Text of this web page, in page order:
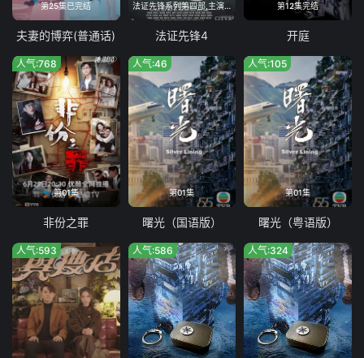
第25集已完结
夫妻的博弈(普通话)
法证先锋系列第四部,主演阵容全面更换
法证先锋4
第12集完结
开庭
第01集
人气:768
非份之罪
第01集
人气:46
曙光（国语版）
第01集
人气:105
曙光（粤语版）
人气:593 人气:586 人气:324